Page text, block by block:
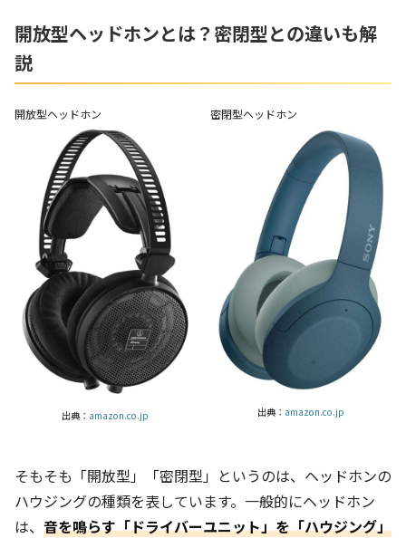
開放型ヘッドホンとは？密閉型との違いも解
説
開放型ヘッドホン
出典： amazon.co.jp
密閉型ヘッドホン
出典： amazon.co.jp
そもそも「開放型」「密閉型」というのは、ヘッドホンの
ハウジングの種類を表しています。一般的にヘッドホン
は、 音を鳴らす「ドライバーユニット」を「ハウジング」